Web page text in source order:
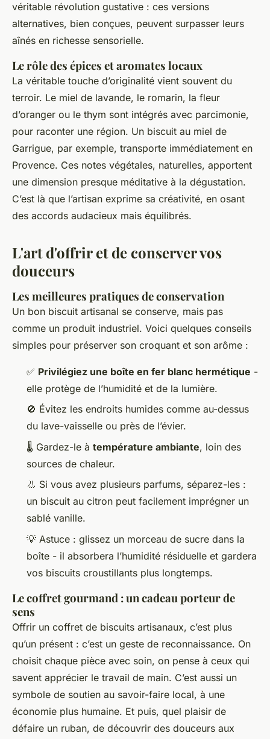
véritable révolution gustative : ces versions
alternatives, bien conçues, peuvent surpasser leurs
aînés en richesse sensorielle.
Le rôle des épices et aromates locaux
La véritable touche d’originalité vient souvent du
terroir. Le miel de lavande, le romarin, la fleur
d’oranger ou le thym sont intégrés avec parcimonie,
pour raconter une région. Un biscuit au miel de
Garrigue, par exemple, transporte immédiatement en
Provence. Ces notes végétales, naturelles, apportent
une dimension presque méditative à la dégustation.
C’est là que l’artisan exprime sa créativité, en osant
des accords audacieux mais équilibrés.
L'art d'offrir et de conserver vos
douceurs
Les meilleures pratiques de conservation
Un bon biscuit artisanal se conserve, mais pas
comme un produit industriel. Voici quelques conseils
simples pour préserver son croquant et son arôme :
✅ Privilégiez une boîte en fer blanc hermétique -
elle protège de l’humidité et de la lumière.
🚫 Évitez les endroits humides comme au-dessus
du lave-vaisselle ou près de l’évier.
🌡️ Gardez-le à température ambiante, loin des
sources de chaleur.
👃 Si vous avez plusieurs parfums, séparez-les :
un biscuit au citron peut facilement imprégner un
sablé vanille.
💡 Astuce : glissez un morceau de sucre dans la
boîte - il absorbera l’humidité résiduelle et gardera
vos biscuits croustillants plus longtemps.
Le coffret gourmand : un cadeau porteur de
sens
Offrir un coffret de biscuits artisanaux, c’est plus
qu’un présent : c’est un geste de reconnaissance. On
choisit chaque pièce avec soin, on pense à ceux qui
savent apprécier le travail de main. C’est aussi un
symbole de soutien au savoir-faire local, à une
économie plus humaine. Et puis, quel plaisir de
défaire un ruban, de découvrir des douceurs aux